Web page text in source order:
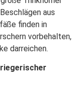
aus
finden in
vorbehalten,
darreichen.